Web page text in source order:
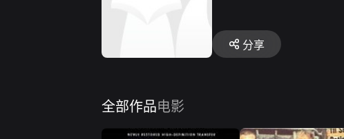
分享
全部作品电影